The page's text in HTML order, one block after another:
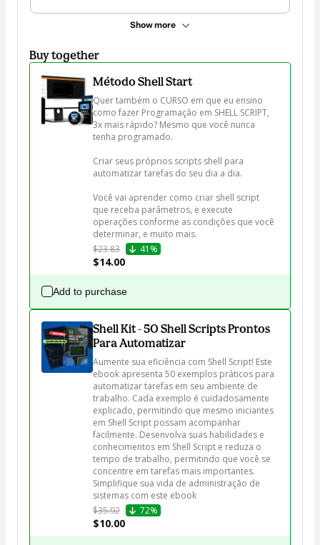
Show more
Buy together
Método Shell Start
Quer também o CURSO em que eu ensino
como fazer Programação em SHELL SCRIPT,
3x mais rápido? Mesmo que você nunca
tenha programado.
Criar seus próprios scripts shell para
automatizar tarefas do seu dia a dia.
Você vai aprender como criar shell script
que receba parâmetros, e execute
operações conforme as condições que você
determinar, e muito mais.
$23.83
41%
$14.00
Add to purchase
Shell Kit - 50 Shell Scripts Prontos
Para Automatizar
Aumente sua eficiência com Shell Script! Este
ebook apresenta 50 exemplos práticos para
automatizar tarefas em seu ambiente de
trabalho. Cada exemplo é cuidadosamente
explicado, permitindo que mesmo iniciantes
em Shell Script possam acompanhar
facilmente. Desenvolva suas habilidades e
conhecimentos em Shell Script e reduza o
tempo de trabalho, permitindo que você se
concentre em tarefas mais importantes.
Simplifique sua vida de administração de
sistemas com este ebook
$35.92
72%
$10.00